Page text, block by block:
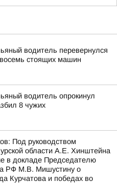
водитель перевернулся
стоящих машин
водитель опрокинул
8 чужих
Под руководством
области А.Е. Хинштейна
в докладе Председателю
РФ М.В. Мишустину о
Курчатова и победах во